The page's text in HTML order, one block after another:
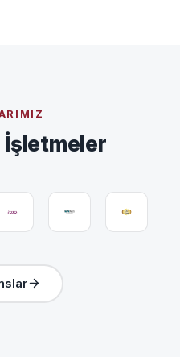
İşletmeler